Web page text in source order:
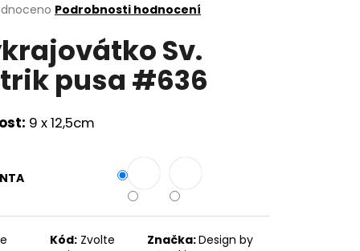
Podrobnosti hodnocení
Sv.
pusa #636
9 x 12,5cm
Kód: Zvolte
Značka:Design by